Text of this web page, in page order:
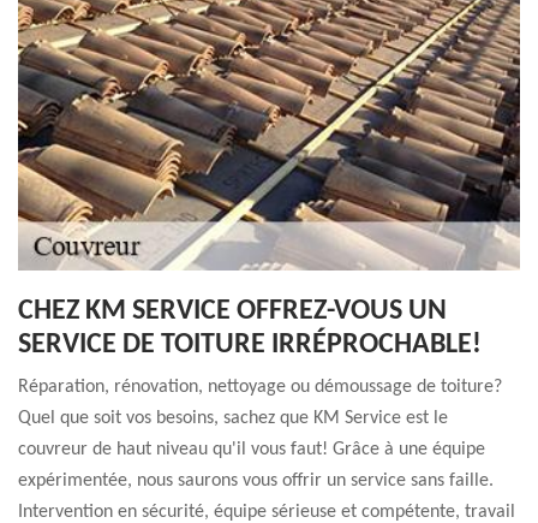
CHEZ KM SERVICE OFFREZ-VOUS UN
SERVICE DE TOITURE IRRÉPROCHABLE!
Réparation, rénovation, nettoyage ou démoussage de toiture?
Quel que soit vos besoins, sachez que KM Service est le
couvreur de haut niveau qu'il vous faut! Grâce à une équipe
expérimentée, nous saurons vous offrir un service sans faille.
Intervention en sécurité, équipe sérieuse et compétente, travail